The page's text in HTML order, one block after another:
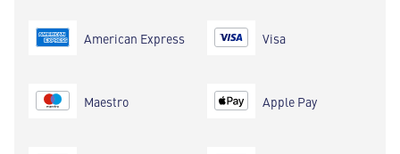
American Express
Maestro
Visa
Apple Pay